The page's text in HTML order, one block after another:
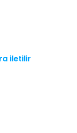
iletilir